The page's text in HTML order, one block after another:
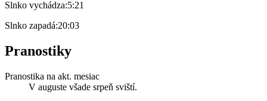
Slnko vychádza:5:21
Slnko zapadá:20:03
Pranostiky
Pranostika na akt. mesiac
V auguste všade srpeň sviští.